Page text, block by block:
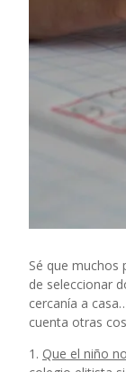
Sé que muchos
de seleccionar
cercanía a
cuenta otras
1. Que el niño